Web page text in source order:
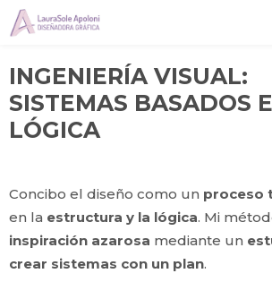
INGENIERÍA VISUAL:
SISTEMAS BASADOS
LÓGICA
Concibo el diseño como un proceso
en la estructura y la lógica. Mi
inspiración azarosa mediante un
crear sistemas con un plan.